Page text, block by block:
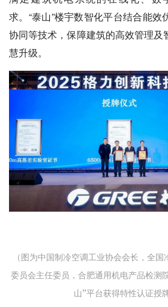
求。“泰山”楼宇数智化平台结合能效
协同等技术，保障建筑的高效管理及
慧升级。
（图为中国制冷空调工业协会会长，全
委员会主任委员，合肥通用机电产品检测
山”平台获得特性认证授